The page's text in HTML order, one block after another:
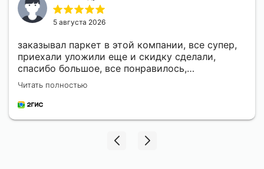
5 августа 2026
заказывал паркет в этой компании, все супер,
приехали уложили еще и скидку сделали,
спасибо большое, все понравилось,
рекомендую
Читать полностью